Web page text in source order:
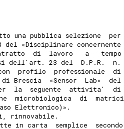
una pubblica selezione  per
«Disciplinare concernente
di  lavoro   a   tempo
dell'art. 23 del  D.P.R.  n.
profilo  professionale  di
Brescia  «Sensor  Lab»  del
la  seguente  attivita'  di
microbiologica  di  matrici
Elettronico)».
rinnovabile.
in carta  semplice  secondo